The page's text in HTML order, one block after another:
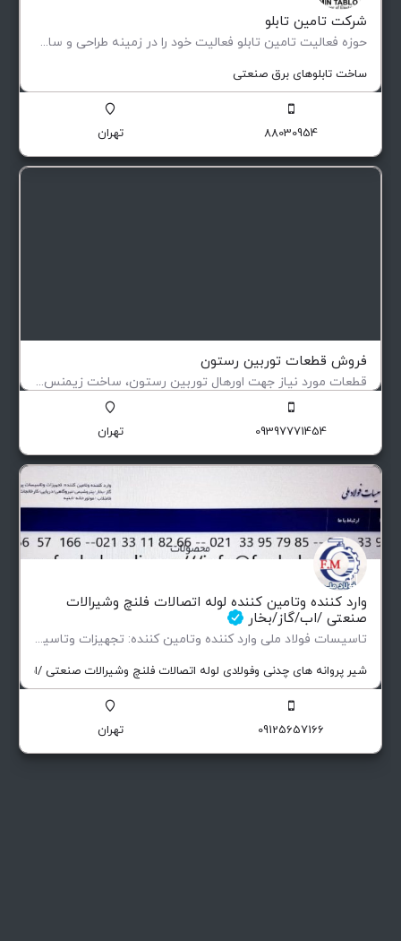
شرکت تامین تابلو
حوزه فعالیت تامین تابلو فعاليت خود را در زمينه طراحی و ساخت انواع تابلوهای فشار ضعيف و متوسط (فيكس و كشويی)…
ساخت تابلوهای برق صنعتی
88030954 تهران
فروش قطعات توربین رستون
قطعات مورد نیاز جهت اورهال توربین رستون، ساخت زیمنس آلمان و دارای برگ سبز
قطعات یدکی توربین رستون TA1750 & 1500 ساخت زیمنس دارای برگ سبز
09397771454
تهران
وارد کننده وتامین کننده لوله اتصالات فلنچ وشیرالات
صنعتی /اب/گاز/بخار
تاسیسات فولاد ملی وارد کننده وتامین کننده: تجهیزات وتاسیسات پروژهای صنعتی صنایع نفتی…
شیر پروانه های چدنی وفولادی لوله اتصالات فلنچ وشیرالات صنعتی /اب/گاز/
09125657166 تهران